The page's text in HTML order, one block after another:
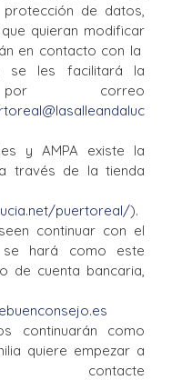
de datos,
quieran modificar
en contacto con la
se les facilitará la
por correo
y AMPA existe la
través de la tienda
puertoreal/).
continuar con el
hará como este
de cuenta bancaria,
continuarán como
quiere empezar a